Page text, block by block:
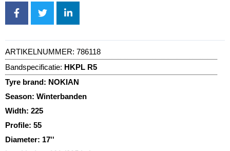
ARTIKELNUMMER: 786118
Bandspecificatie: HKPL R5
Tyre brand: NOKIAN
Season: Winterbanden
Width: 225
Profile: 55
Diameter: 17''